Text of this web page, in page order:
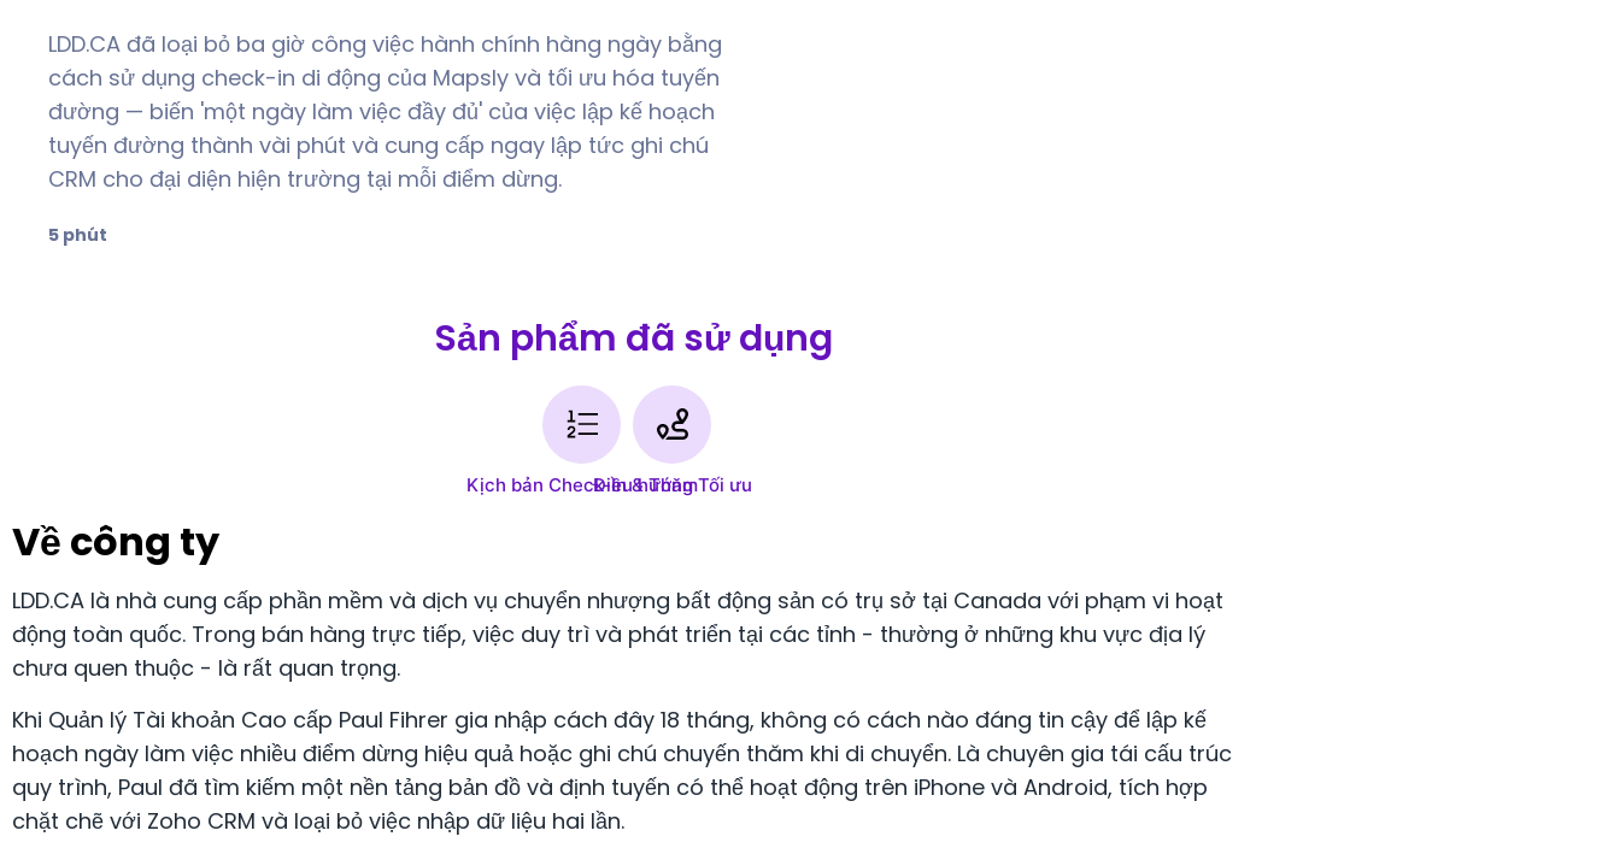
LDD.CA đã loại bỏ ba giờ công việc hành chính hàng ngày bằng
cách sử dụng check-in di động của Mapsly và tối ưu hóa tuyến
đường — biến 'một ngày làm việc đầy đủ' của việc lập kế hoạch
tuyến đường thành vài phút và cung cấp ngay lập tức ghi chú
CRM cho đại diện hiện trường tại mỗi điểm dừng.
5 phút
Sản phẩm đã sử dụng
Kịch bản Check-In & Thăm
Điều hướng Tối ưu
Về công ty
LDD.CA là nhà cung cấp phần mềm và dịch vụ chuyển nhượng bất động sản có trụ sở tại Canada với phạm vi hoạt
động toàn quốc. Trong bán hàng trực tiếp, việc duy trì và phát triển tại các tỉnh - thường ở những khu vực địa lý
chưa quen thuộc - là rất quan trọng.
Khi Quản lý Tài khoản Cao cấp Paul Fihrer gia nhập cách đây 18 tháng, không có cách nào đáng tin cậy để lập kế
hoạch ngày làm việc nhiều điểm dừng hiệu quả hoặc ghi chú chuyến thăm khi di chuyển. Là chuyên gia tái cấu trúc
quy trình, Paul đã tìm kiếm một nền tảng bản đồ và định tuyến có thể hoạt động trên iPhone và Android, tích hợp
chặt chẽ với Zoho CRM và loại bỏ việc nhập dữ liệu hai lần.